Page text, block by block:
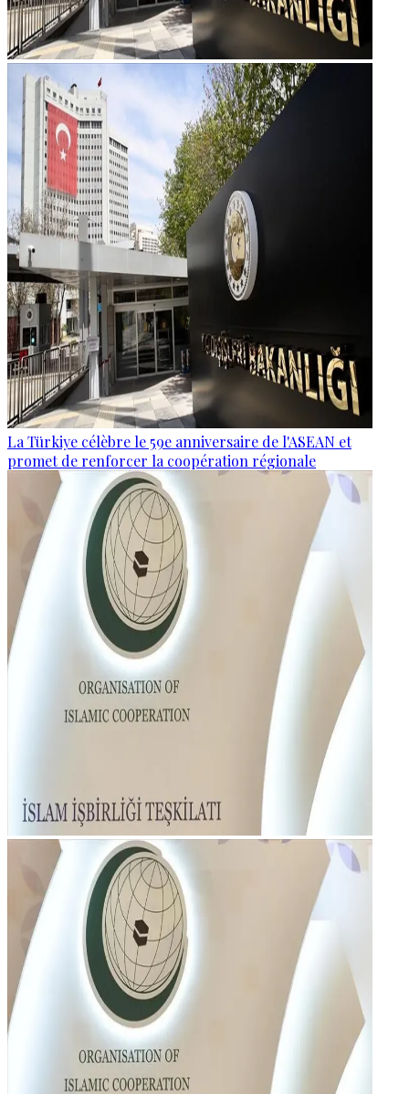
La Türkiye célèbre le 59e anniversaire de l'ASEAN et
promet de renforcer la coopération régionale